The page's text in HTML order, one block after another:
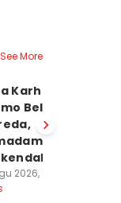
See More
Karhutla
Belum
Medan
2026, 15:28 WIB